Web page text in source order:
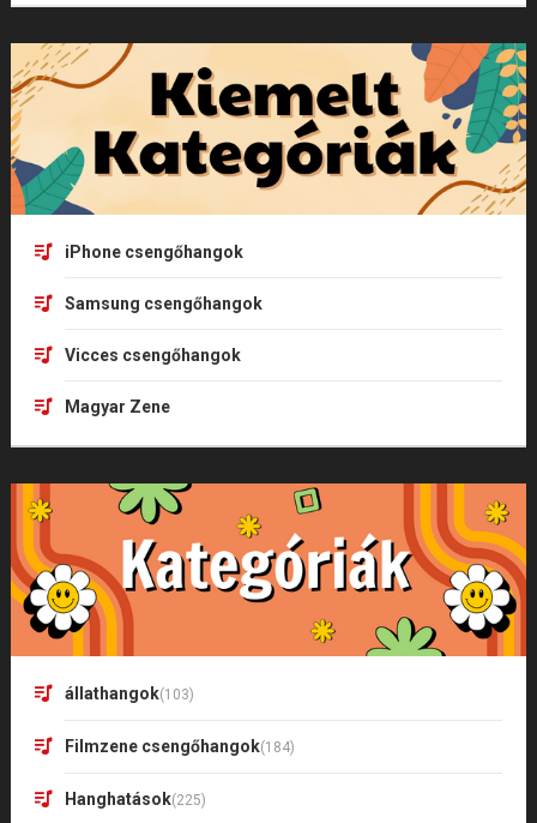
iPhone csengőhangok
Samsung csengőhangok
Vicces csengőhangok
Magyar Zene
állathangok(103)
Filmzene csengőhangok(184)
Hanghatások(225)